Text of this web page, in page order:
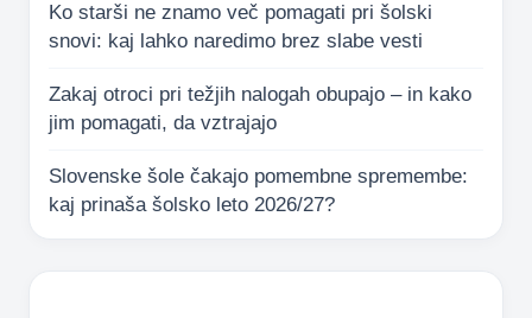
Ko starši ne znamo več pomagati pri šolski
snovi: kaj lahko naredimo brez slabe vesti
Zakaj otroci pri težjih nalogah obupajo – in kako
jim pomagati, da vztrajajo
Slovenske šole čakajo pomembne spremembe:
kaj prinaša šolsko leto 2026/27?